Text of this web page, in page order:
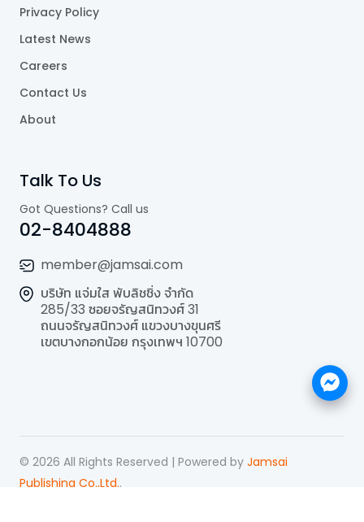
Privacy Policy
Latest News
Careers
Contact Us
About
Talk To Us
Got Questions? Call us
02-8404888
member@jamsai.com
บริษัท แจ่มใส พับลิชชิ่ง จำกัด
285/33 ซอยจรัญสนิทวงศ์ 31
ถนนจรัญสนิทวงศ์ แขวงบางขุนศรี
เขตบางกอกน้อย กรุงเทพฯ 10700
© 2026 All Rights Reserved | Powered by Jamsai
Publishing Co.,Ltd..